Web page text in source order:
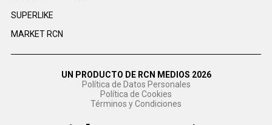
SUPERLIKE
MARKET RCN
UN PRODUCTO DE RCN MEDIOS 2026
Política de Datos Personales
Política de Cookies
Términos y Condiciones